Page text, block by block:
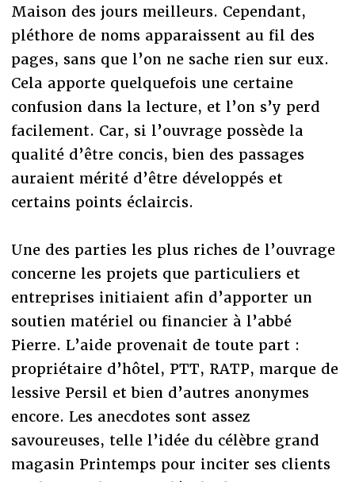
Maison des jours meilleurs. Cependant,
pléthore de noms apparaissent au fil des
pages, sans que l’on ne sache rien sur eux.
Cela apporte quelquefois une certaine
confusion dans la lecture, et l’on s’y perd
facilement. Car, si l’ouvrage possède la
qualité d’être concis, bien des passages
auraient mérité d’être développés et
certains points éclaircis.
Une des parties les plus riches de l’ouvrage
concerne les projets que particuliers et
entreprises initiaient afin d’apporter un
soutien matériel ou financier à l’abbé
Pierre. L’aide provenait de toute part :
propriétaire d’hôtel, PTT, RATP, marque de
lessive Persil et bien d’autres anonymes
encore. Les anecdotes sont assez
savoureuses, telle l’idée du célèbre grand
magasin Printemps pour inciter ses clients